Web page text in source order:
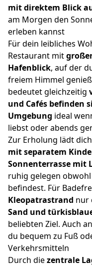
mit direktem Blick
am Morgen den
erleben kannst
Für dein leibliches
Restaurant mit
Hafenblick, auf der
freiem Himmel
bedeutet gleichzeitig
und Cafés befinden
Umgebung ideal
liebst oder abends
Zur Erholung lädt
mit separatem
Sonnenterrasse mit
ruhig gelegen
befindest. Für
Kleopatrastrand nur
Sand und
beliebten Ziel. Auch
du bequem zu Fuß
Verkehrsmitteln
Durch diezentrale